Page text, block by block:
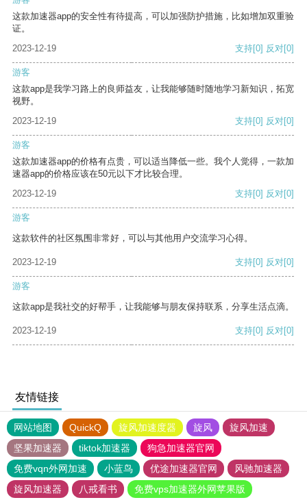
这款加速器app的安全性有待提高，可以加强防护措施，比如增加双重验
证。
2023-12-19
支持[0] 反对[0]
游客
这款app是我学习路上的良师益友，让我能够随时随地学习新知识，拓宽
视野。
2023-12-19
支持[0] 反对[0]
游客
这款加速器app的价格有点贵，可以适当降低一些。我个人觉得，一款加
速器app的价格应该在50元以下才比较合理。
2023-12-19
支持[0] 反对[0]
游客
这款软件的社区氛围非常好，可以与其他用户交流学习心得。
2023-12-19 支持[0] 反对[0]
游客
这款app是我社交的好帮手，让我能够与朋友保持联系，分享生活点滴。
2023-12-19 支持[0] 反对[0]
友情链接
网站地图 QuickQ 旋风加速度器 旋风
旋风加速
坚果加速器
tiktok加速器
狗急加速器官网
免费vqn外网加速
小蓝鸟 优途加速器官网
风驰加速器
旋风加速器
八戒看书 免费vps加速器外网苹果版